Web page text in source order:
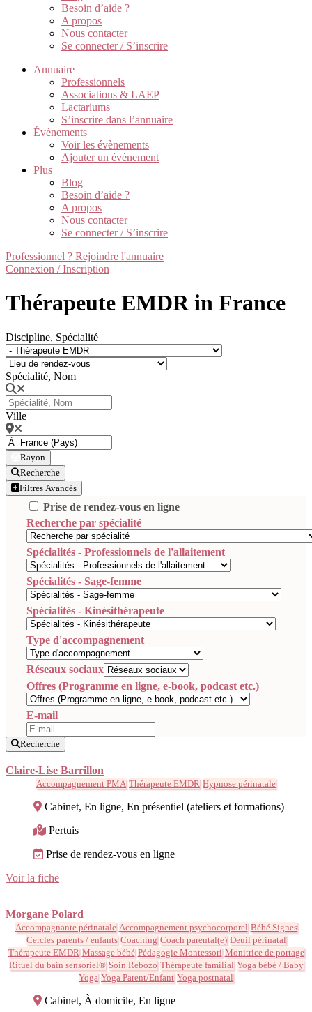
Besoin d’aide ?
A propos
Nous contacter
Se connecter / S’inscrire
Annuaire
Professionnels
Associations & LAEP
Lactariums
S’inscrire dans l’annuaire
Évènements
Voir les évènements
Ajouter un évènement
Plus
Blog
Besoin d’aide ?
A propos
Nous contacter
Se connecter / S’inscrire
Professionnel ? Rejoindre l'annuaire
Connexion / Inscription
Thérapeute EMDR in France
Discipline, Spécialité
Spécialité, Nom
Ville
Rayon
Recherche
Filtres Avancés
Prise de rendez-vous en ligne
Recherche par spécialité
Spécialités - Professionnels de l'allaitement
Spécialités - Sage-femme
Spécialités - Kinésithérapeute
Type d'accompagnement
Réseaux sociaux
Offres (Programme en ligne, e-book, podcast etc.)
E-mail
Recherche
Claire-Lise Barrillon
Accompagnement PMA Thérapeute EMDR Hypnose périnatale
Cabinet, En ligne, En présentiel (ateliers et formations)
Pertuis
Prise de rendez-vous en ligne
Voir la fiche
Morgane Polard
Accompagnante périnatale Accompagnement psychocorporel Bébé Signes
Cercles parents / enfants Coaching Coach parental(e) Deuil périnatal
Thérapeute EMDR Massage bébé Pédagogie Montessori Monitrice de portage
Rituel du bain sensoriel® Soin Rebozo Thérapeute familial Yoga bébé / Baby
Yoga Yoga Parent/Enfant Yoga postnatal
Cabinet, À domicile, En ligne